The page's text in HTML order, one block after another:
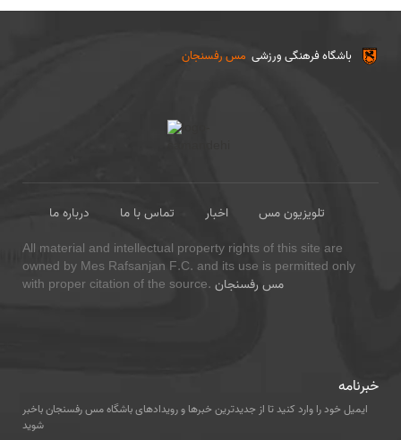
مس رفسنجان باشگاه فرهنگی ورزشی
درباره ما تماس با ما اخبار
تلویزیون مس
All material and intellectual property rights of this site are
owned by Mes Rafsanjan F.C. and its use is permitted only
with proper citation of the source. مس رفسنجان
خبرنامه
ایمیل خود را وارد کنید تا از جدیدترین خبرها و رویدادهای باشگاه مس رفسنجان باخبر
شوید